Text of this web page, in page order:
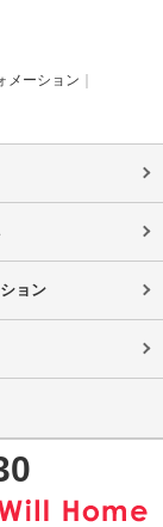
メーション
ョン